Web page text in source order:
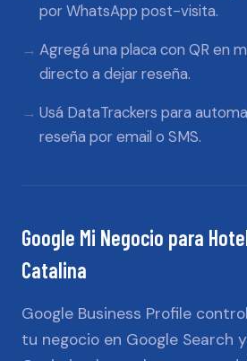
por WhatsApp post-visita.
Agregá una placa con QR en
directo a dejar reseña.
Usá DataTrackers para
reseña por email o SMS.
Google Mi Negocio para
Catalina
Google Business Profile
tu negocio en Google Search